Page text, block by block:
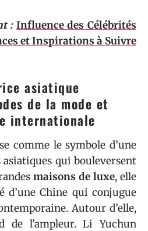
: Influence des Célébrités
et Inspirations à Suivre
asiatique
de la mode et
internationale
comme le symbole d’une
asiatiques qui bouleversent
maisons de luxe, elle
d’une Chine qui conjugue
Autour d’elle,
de l’ampleur. Li Yuchun